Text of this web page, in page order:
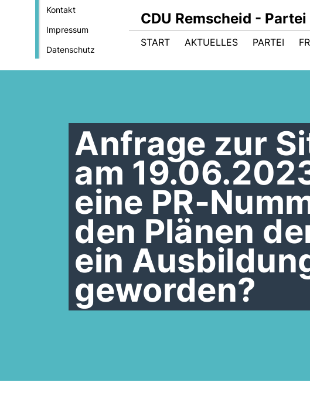
Kontakt
Impressum
Datenschutz
CDU Remscheid -
START AKTUELLES PARTEI
Anfrage zur
am
eine PR-
den Plänen
ein
geworden?